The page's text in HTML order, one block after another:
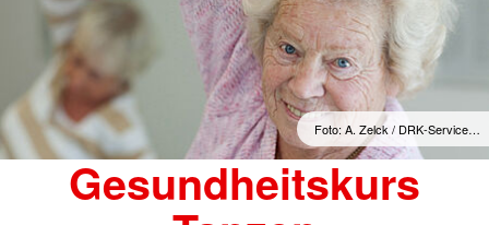
Foto: A. Zelck / DRK-Service…
Gesundheitskurs